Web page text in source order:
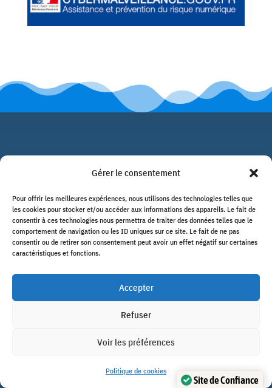
Gérer le consentement
Pour offrir les meilleures expériences, nous utilisons des technologies telles que
les cookies pour stocker et/ou accéder aux informations des appareils. Le fait de
consentir à ces technologies nous permettra de traiter des données telles que le
comportement de navigation ou les ID uniques sur ce site. Le fait de ne pas
consentir ou de retirer son consentement peut avoir un effet négatif sur certaines
caractéristiques et fonctions.
Accepter
Refuser
Voir les préférences
Politique de cookies
SDInformatique27
assistance à distance et maintenance
informatique dans l’Eure.
10 rue Aristide Briand
Site de Confiance